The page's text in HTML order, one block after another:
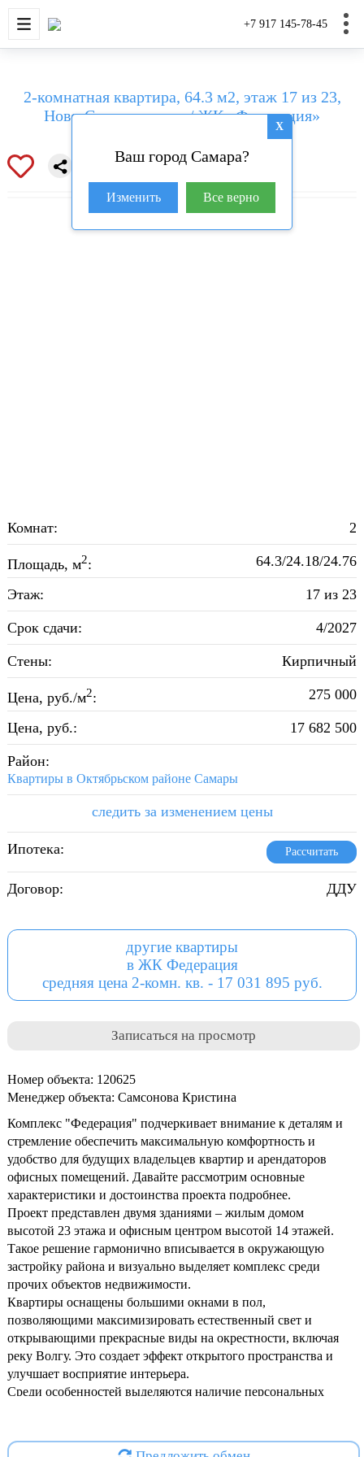
+7 917 145-78-45
НОВОСТРОЙКИ ДОМА И
X
Ваш город Самара?
Изменить Все верно
2-комнатная квартира, 64.3 м2, этаж 17 из 23,
Ново-Садовая улица / ЖК «Федерация»
Комнат: 2
Площадь, м2: 64.3/24.18/24.76
Этаж: 17 из 23
Срок сдачи: 4/2027
Стены: Кирпичный
Цена, руб./м2: 275 000
Цена, руб.: 17 682 500
Район:
Квартиры в Октябрьском районе Самары
следить за изменением цены
Ипотека: Рассчитать
Договор: ДДУ
другие квартиры
в ЖК Федерация
средняя цена 2-комн. кв. - 17 031 895 руб.
Записаться на просмотр
Номер объекта: 120625
Менеджер объекта: Самсонова Кристина
Комплекс "Федерация" подчеркивает внимание к деталям и
стремление обеспечить максимальную комфортность и
удобство для будущих владельцев квартир и арендаторов
офисных помещений. Давайте рассмотрим основные
характеристики и достоинства проекта подробнее.
Проект представлен двумя зданиями – жилым домом
высотой 23 этажа и офисным центром высотой 14 этажей.
Такое решение гармонично вписывается в окружающую
застройку района и визуально выделяет комплекс среди
прочих объектов недвижимости.
Квартиры оснащены большими окнами в пол,
позволяющими максимизировать естественный свет и
открывающими прекрасные виды на окрестности, включая
реку Волгу. Это создает эффект открытого пространства и
улучшает восприятие интерьера.
Среди особенностей выделяются наличие персональных
Предусмотрены два типа парковок – подземная и наземная,